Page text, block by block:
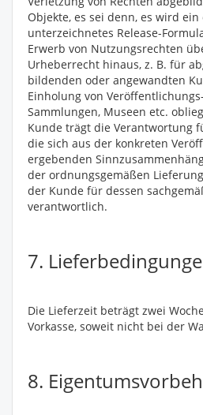
Objekte, es sei denn, es wird
unterzeichnetes Release-
Erwerb von Nutzungsrechten
Urheberrecht hinaus, z. B. für
bildenden oder angewandten
Einholung von
Sammlungen, Museen etc.
Kunde trägt die Verantwortung
die sich aus der konkreten
ergebenden
der ordnungsgemäßen
der Kunde für dessen
verantwortlich.
7.
Die Lieferzeit beträgt zwei
Vorkasse, soweit nicht bei der
8.